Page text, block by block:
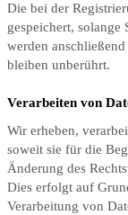
Die bei der
gespeichert, solange
werden
bleiben unberührt.
Verarbeiten von
Wir erheben,
soweit sie für die
Änderung des
Dies erfolgt auf
Verarbeitung von